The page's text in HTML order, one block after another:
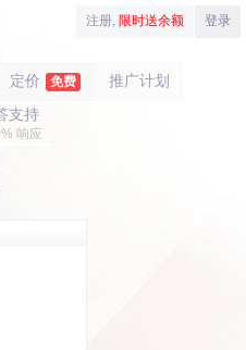
注册, 限时送余额 登录
定价 免费 推广计划
支持
响应